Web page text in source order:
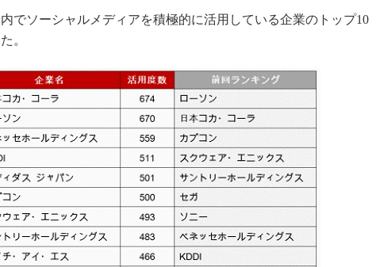
でソーシャルメディアを積極的に活用している企業のトップ10
。